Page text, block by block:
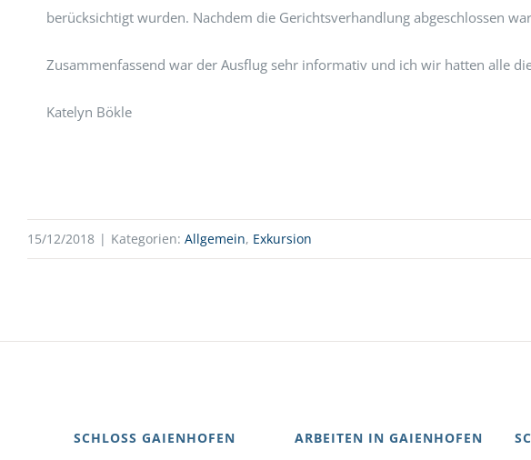
berücksichtigt wurden. Nachdem die Gerichtsverhandlung abgeschlossen
Zusammenfassend war der Ausflug sehr informativ und ich wir hatten alle
Katelyn Bökle
15/12/2018 | Kategorien: Allgemein, Exkursion
SCHLOSS GAIENHOFEN ARBEITEN IN GAIENHOFEN